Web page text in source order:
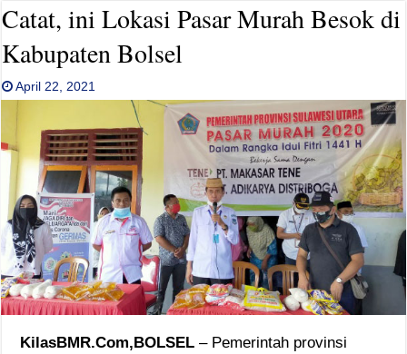
Catat, ini Lokasi Pasar Murah Besok di
Kabupaten Bolsel
April 22, 2021
KilasBMR.Com,BOLSEL – Pemerintah provinsi